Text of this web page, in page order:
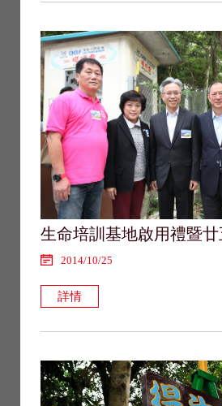
生命培訓基地啟用禮暨
2014/10/25
詳情